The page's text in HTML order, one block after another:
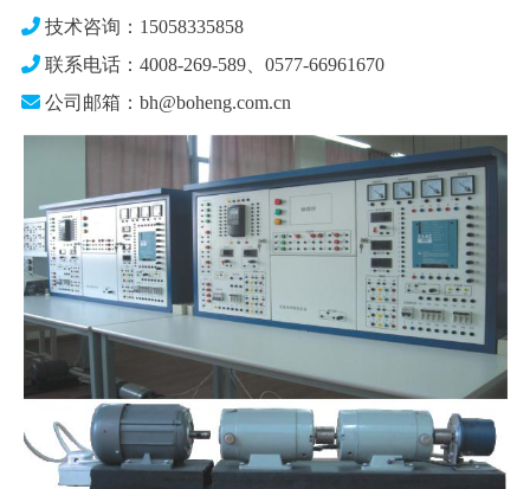
技术咨询：15058335858
联系电话：4008-269-589、0577-66961670
公司邮箱：bh@boheng.com.cn